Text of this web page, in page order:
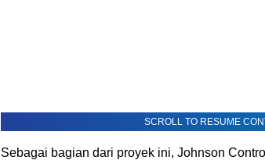
SCROLL TO RESUME
Sebagai bagian dari proyek ini, Johnson